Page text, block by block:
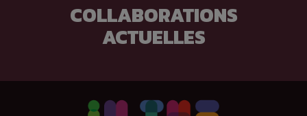
COLLABORATIONS
ACTUELLES